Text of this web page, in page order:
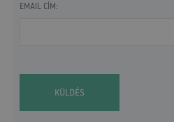
EMAIL CÍM:
KÜLDÉS